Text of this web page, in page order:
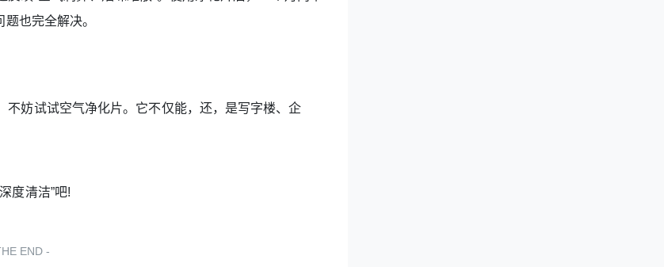
也完全解决。
妨试试空气净化片。它不仅能，还，是写字楼、企
度清洁”吧!
END